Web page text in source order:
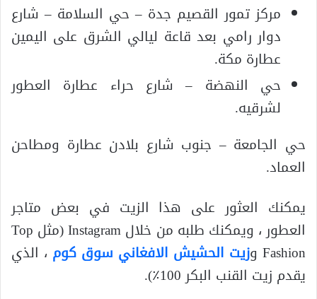
مركز تمور القصيم جدة – حي السلامة – شارع
دوار رامي بعد قاعة ليالي الشرق على اليمين
عطارة مكة.
حي النهضة – شارع حراء عطارة العطور
لشرقيه.
حي الجامعة – جنوب شارع بلادن عطارة ومطاحن
العماد.
يمكنك العثور على هذا الزيت في بعض متاجر
العطور ، ويمكنك طلبه من خلال Instagram (مثل Top
Fashion و زيت الحشيش الافغاني سوق كوم ، الذي
يقدم زيت القنب البكر 100٪).